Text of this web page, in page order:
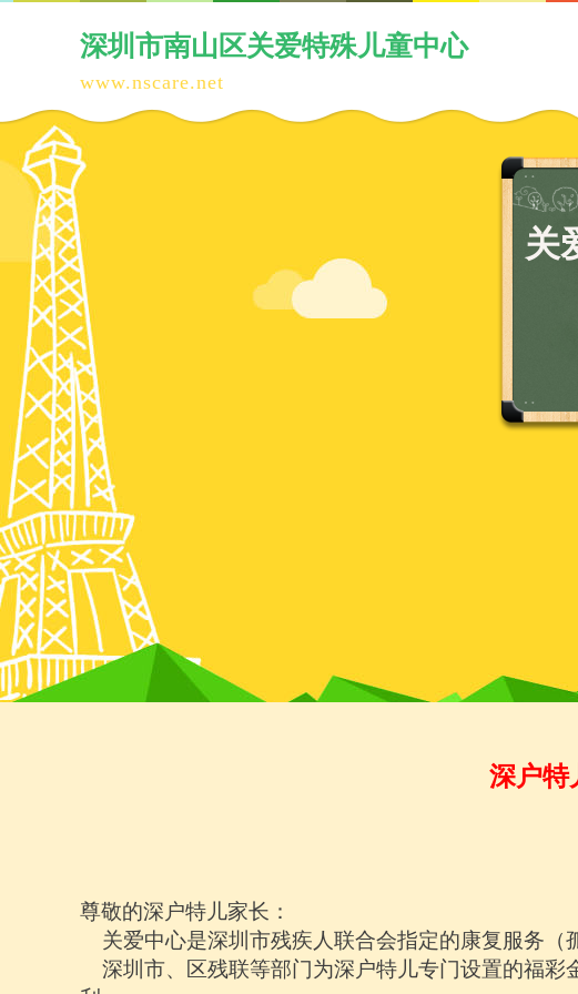
深圳市南山区关爱特殊儿童中心
www.nscare.net
关
深户特
尊敬的深户特儿家长：
关爱中心是深圳市残疾人联合会指定的康复服务（
深圳市、区残联等部门为深户特儿专门设置的福